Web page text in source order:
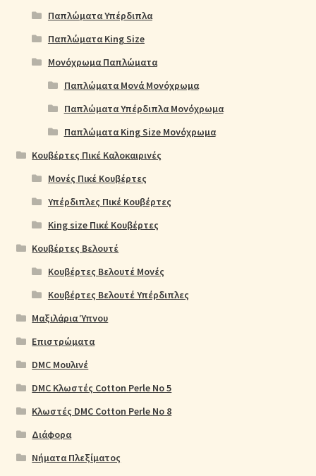
Παπλώματα Υπέρδιπλα
Παπλώματα King Size
Μονόχρωμα Παπλώματα
Παπλώματα Μονά Μονόχρωμα
Παπλώματα Υπέρδιπλα Μονόχρωμα
Παπλώματα King Size Μονόχρωμα
Κουβέρτες Πικέ Καλοκαιρινές
Μονές Πικέ Κουβέρτες
Υπέρδιπλες Πικέ Κουβέρτες
King size Πικέ Κουβέρτες
Κουβέρτες Βελουτέ
Κουβέρτες Βελουτέ Μονές
Κουβέρτες Βελουτέ Υπέρδιπλες
Μαξιλάρια Ύπνου
Επιστρώματα
DMC Μουλινέ
DMC Κλωστές Cotton Perle No 5
Κλωστές DMC Cotton Perle No 8
Διάφορα
Νήματα Πλεξίματος